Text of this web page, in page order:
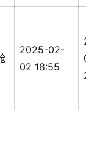
2025-02-
02 18:55